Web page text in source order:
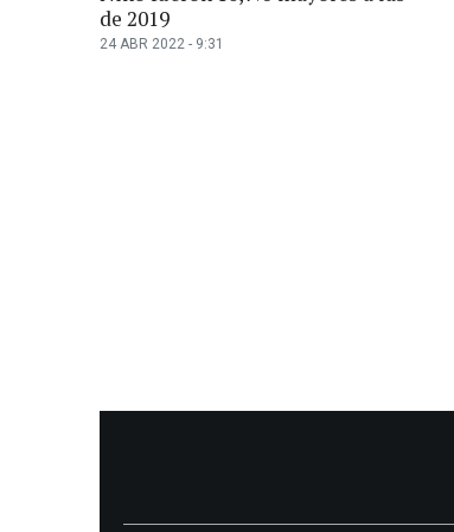
de 2019
24 ABR 2022 - 9:31